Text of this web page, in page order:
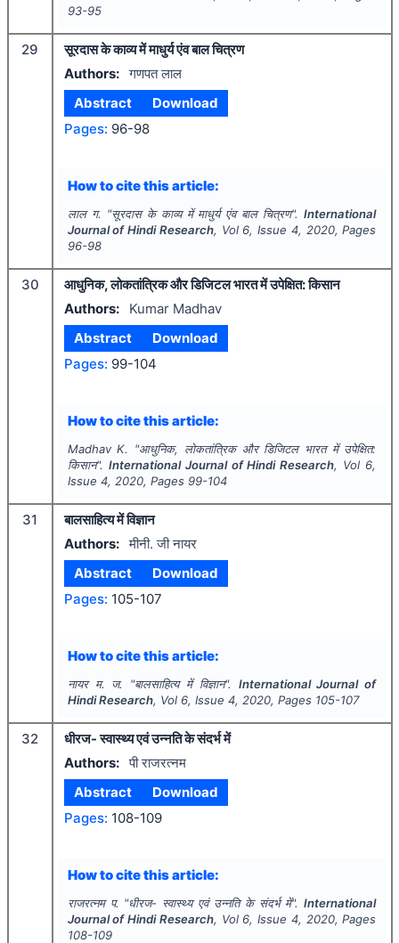
93-95
29
सूरदास के काव्य में माधुर्य एंव बाल चित्रण
Authors: गणपत लाल
Abstract
Download
Pages: 96-98
How to cite this article:
लाल ग. "सूरदास के काव्य में माधुर्य एंव बाल चित्रण".International
Journal of Hindi Research, Vol 6, Issue 4, 2020, Pages
96-98
30
आधुनिक, लोकतांत्रिक और डिजिटल भारत में उपेक्षित: किसान
Authors:
Kumar Madhav
Abstract
Download
Pages: 99-104
How to cite this article:
Madhav K. "आधुनिक, लोकतांत्रिक और डिजिटल भारत में उपेक्षित:
किसान". International Journal of Hindi Research, Vol 6,
Issue 4, 2020, Pages 99-104
31
बालसाहित्य में विज्ञान
Authors: मीनी. जी नायर
Abstract
Download
Pages: 105-107
How to cite this article:
नायर म. ज. "बालसाहित्य में विज्ञान". International Journal of
Hindi Research, Vol 6, Issue 4, 2020, Pages 105-107
32
धीरज- स्वास्थ्य एवं उन्नति के संदर्भ में
Authors: पी राजरत्नम
Abstract
Download
Pages: 108-109
How to cite this article:
राजरत्नम प. "धीरज- स्वास्थ्य एवं उन्नति के संदर्भ में".International
Journal of Hindi Research, Vol 6, Issue 4, 2020, Pages
108-109